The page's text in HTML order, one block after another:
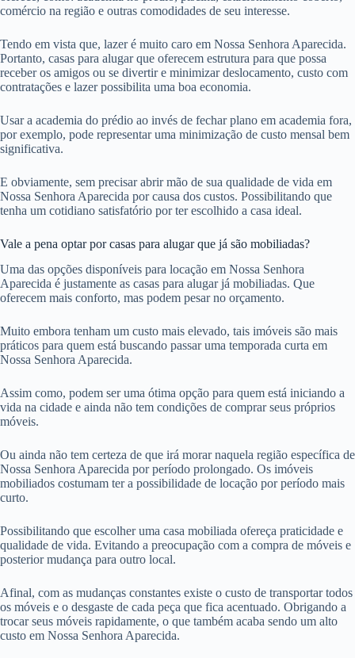
comércio na região e outras comodidades de seu interesse.
Tendo em vista que, lazer é muito caro em Nossa Senhora Aparecida.
Portanto, casas para alugar que oferecem estrutura para que possa
receber os amigos ou se divertir e minimizar deslocamento, custo com
contratações e lazer possibilita uma boa economia.
Usar a academia do prédio ao invés de fechar plano em academia fora,
por exemplo, pode representar uma minimização de custo mensal bem
significativa.
E obviamente, sem precisar abrir mão de sua qualidade de vida em
Nossa Senhora Aparecida por causa dos custos. Possibilitando que
tenha um cotidiano satisfatório por ter escolhido a casa ideal.
Vale a pena optar por casas para alugar que já são mobiliadas?
Uma das opções disponíveis para locação em Nossa Senhora
Aparecida é justamente as casas para alugar já mobiliadas. Que
oferecem mais conforto, mas podem pesar no orçamento.
Muito embora tenham um custo mais elevado, tais imóveis são mais
práticos para quem está buscando passar uma temporada curta em
Nossa Senhora Aparecida.
Assim como, podem ser uma ótima opção para quem está iniciando a
vida na cidade e ainda não tem condições de comprar seus próprios
móveis.
Ou ainda não tem certeza de que irá morar naquela região específica de
Nossa Senhora Aparecida por período prolongado. Os imóveis
mobiliados costumam ter a possibilidade de locação por período mais
curto.
Possibilitando que escolher uma casa mobiliada ofereça praticidade e
qualidade de vida. Evitando a preocupação com a compra de móveis e
posterior mudança para outro local.
Afinal, com as mudanças constantes existe o custo de transportar todos
os móveis e o desgaste de cada peça que fica acentuado. Obrigando a
trocar seus móveis rapidamente, o que também acaba sendo um alto
custo em Nossa Senhora Aparecida.